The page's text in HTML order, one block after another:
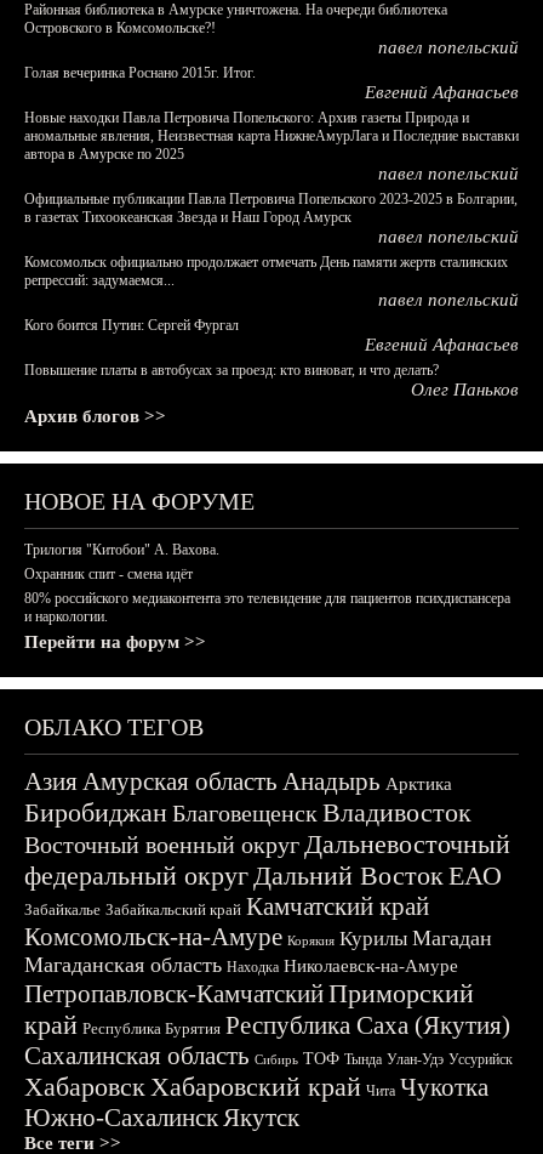
Районная библиотека в Амурске уничтожена. На очереди библиотека
Островского в Комсомольске?!
павел попельский
Голая вечеринка Роснано 2015г. Итог.
Евгений Афанасьев
Новые находки Павла Петровича Попельского: Архив газеты Природа и
аномальные явления, Неизвестная карта НижнеАмурЛага и Последние выставки
автора в Амурске по 2025
павел попельский
Официальные публикации Павла Петровича Попельского 2023-2025 в Болгарии,
в газетах Тихоокеанская Звезда и Наш Город Амурск
павел попельский
Комсомольск официально продолжает отмечать День памяти жертв сталинских
репрессий: задумаемся...
павел попельский
Кого боится Путин: Сергей Фургал
Евгений Афанасьев
Повышение платы в автобусах за проезд: кто виноват, и что делать?
Олег Паньков
Архив блогов >>
НОВОЕ НА ФОРУМЕ
Трилогия "Китобои" А. Вахова.
Охранник спит - смена идёт
80% российского медиаконтента это телевидение для пациентов психдиспансера
и наркологии.
Перейти на форум >>
ОБЛАКО ТЕГОВ
АзияАмурская область Анадырь Арктика
БиробиджанБлаговещенскВладивосток
Восточный военный округДальневосточный
федеральный округДальний ВостокЕАО
Забайкалье Забайкальский край Камчатский край
Комсомольск-на-Амуре Корякия Курилы Магадан
Магаданская область Находка Николаевск-на-Амуре
Петропавловск-КамчатскийПриморский
край Республика Бурятия Республика Саха (Якутия)
Сахалинская область Сибирь ТОФ Тында Улан-Удэ Уссурийск
ХабаровскХабаровский край Чита Чукотка
Южно-СахалинскЯкутск
Все теги >>